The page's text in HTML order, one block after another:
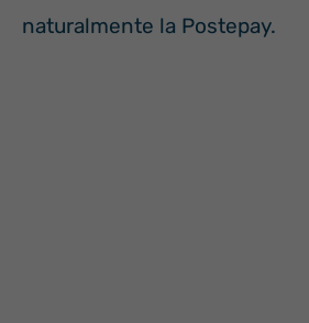
naturalmente la Postepay.